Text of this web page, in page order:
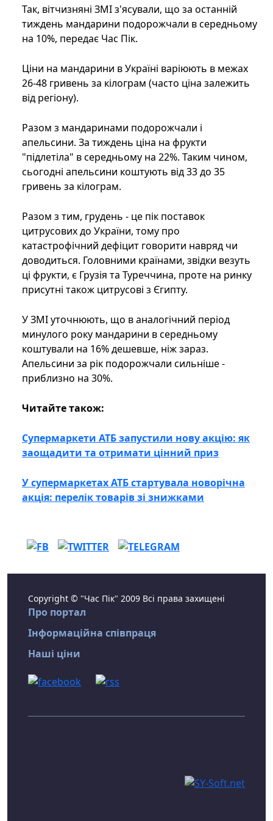
Так, вітчизняні ЗМІ з'ясували, що за останній
тиждень мандарини подорожчали в середньому
на 10%, передає Час Пік.
Ціни на мандарини в Україні варіюють в межах
26-48 гривень за кілограм (часто ціна залежить
від регіону).
Разом з мандаринами подорожчали і
апельсини. За тиждень ціна на фрукти
"підлетіла" в середньому на 22%. Таким чином,
сьогодні апельсини коштують від 33 до 35
гривень за кілограм.
Разом з тим, грудень - це пік поставок
цитрусових до України, тому про
катастрофічний дефіцит говорити навряд чи
доводиться. Головними країнами, звідки везуть
ці фрукти, є Грузія та Туреччина, проте на ринку
присутні також цитрусові з Єгипту.
У ЗМІ уточнюють, що в аналогічний період
минулого року мандарини в середньому
коштували на 16% дешевше, ніж зараз.
Апельсини за рік подорожчали сильніше -
приблизно на 30%.
Читайте також:
Супермаркети АТБ запустили нову акцію: як
заощадити та отримати цінний приз
У супермаркетах АТБ стартувала новорічна
акція: перелік товарів зі знижками
Copyright © "Час Пік" 2009 Всі права захищені
Про портал
Інформаційна співпраця
Наші ціни